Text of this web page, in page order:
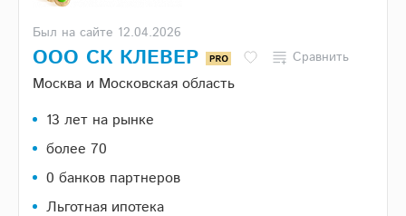
Был на сайте 12.04.2026
ООО СК КЛЕВЕР Сравнить
Москва и Московская область
13 лет на рынке
более 70
0 банков партнеров
Льготная ипотека